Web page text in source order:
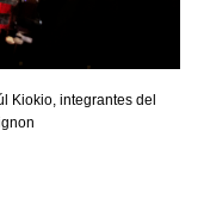
Kiokio, integrantes del